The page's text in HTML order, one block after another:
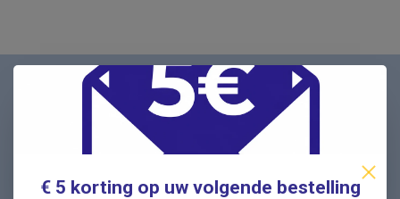
Nieuwsbrief
Schrijf u in voor onze nieuwsbrief en ontvang als eerste
nieuwe aanbiedingen Meld u nu aan ➡️
€ 5 korting op uw volgende bestelling